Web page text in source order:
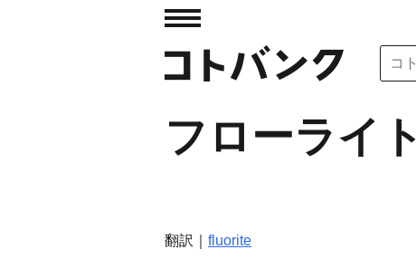
フローライト
翻訳｜ fluorite